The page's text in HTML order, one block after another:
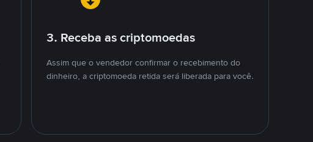
3. Receba as criptomoedas
Assim que o vendedor confirmar o recebimento do
dinheiro, a criptomoeda retida será liberada para você.